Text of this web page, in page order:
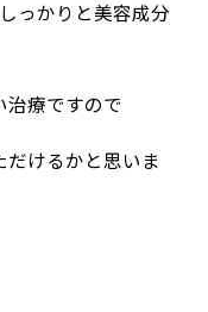
っかりと美容成分
治療ですので
けるかと思いま